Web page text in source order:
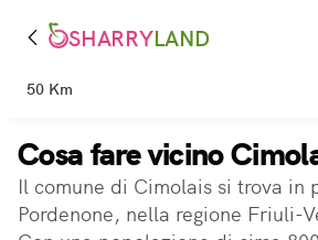
SHARRYLAND
50 Km
Cosa fare vicino
Il comune di Cimolais si trova in
Pordenone, nella regione Friuli-